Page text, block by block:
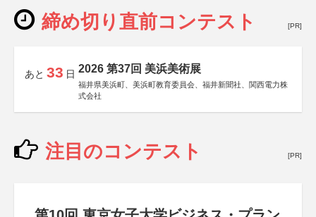
締め切り直前コンテスト [PR]
あと 33 日 2026 第37回 美浜美術展
福井県美浜町、美浜町教育委員会、福井新聞社、関西電力株
式会社
注目のコンテスト [PR]